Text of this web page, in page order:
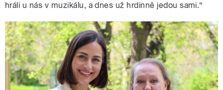
hráli u nás v muzikálu, a dnes už hrdinně jedou sami.“